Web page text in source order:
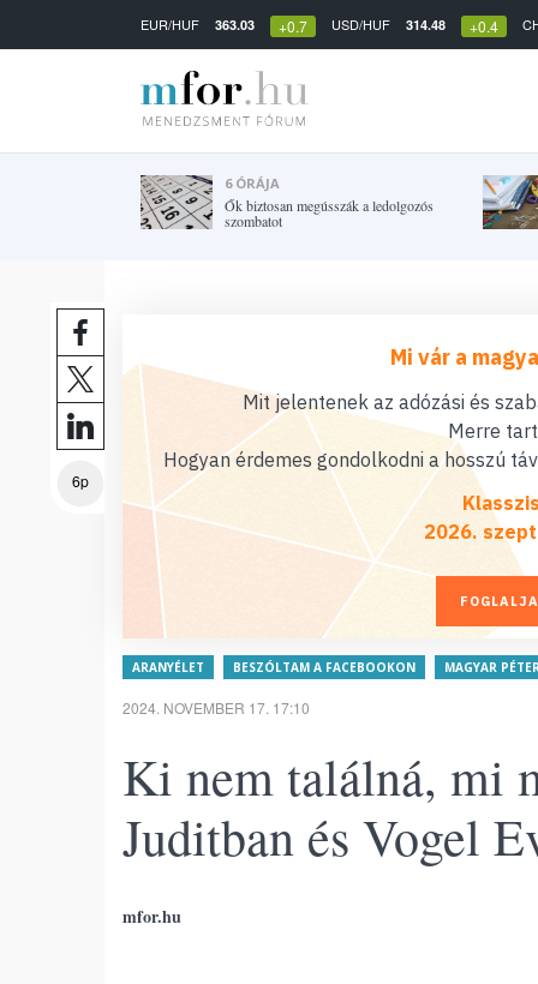
EUR/HUF 363.03 +0.7 USD/HUF 314.48 +0.4
6 ÓRÁJA
Ők biztosan megússzák a ledolgozós
szombatot
6p
Mi vár a
Mit jelentenek az adózási és
Merre
Hogyan érdemes gondolkodni a hosszú
2026.
ARANYÉLET BESZÓLTAM A FACEBOOKON MAGYAR
2024. NOVEMBER 17. 17:10
Ki nem találná, mi
Juditban és Vogel
mfor.hu